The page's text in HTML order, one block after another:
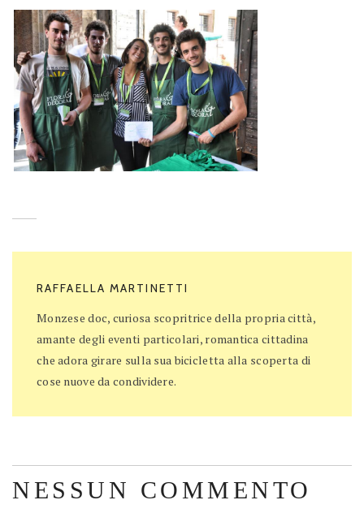
RAFFAELLA MARTINETTI
Monzese doc, curiosa scopritrice della propria città,
amante degli eventi particolari, romantica cittadina
che adora girare sulla sua bicicletta alla scoperta di
cose nuove da condividere.
NESSUN COMMENTO